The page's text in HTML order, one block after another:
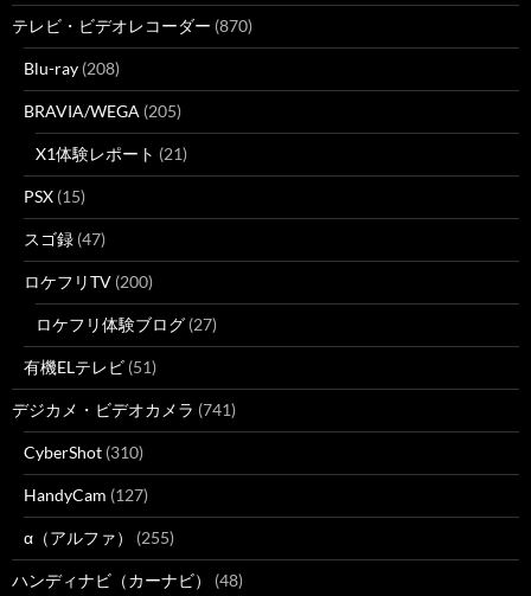
テレビ・ビデオレコーダー (870)
Blu-ray (208)
BRAVIA/WEGA (205)
X1体験レポート (21)
PSX (15)
スゴ録 (47)
ロケフリTV (200)
ロケフリ体験ブログ (27)
有機ELテレビ (51)
デジカメ・ビデオカメラ (741)
CyberShot (310)
HandyCam (127)
α（アルファ） (255)
ハンディナビ（カーナビ） (48)